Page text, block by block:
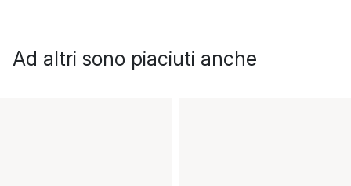
Ad altri sono piaciuti anche